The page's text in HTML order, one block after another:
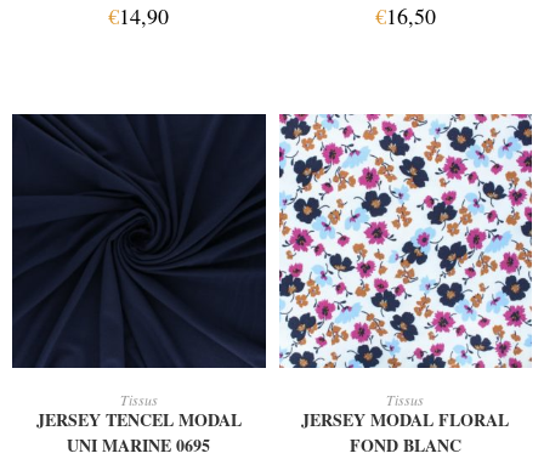
€14,90 €16,50
Tissus
JERSEY TENCEL MODAL
UNI MARINE 0695
Tissus
JERSEY MODAL FLORAL
FOND BLANC